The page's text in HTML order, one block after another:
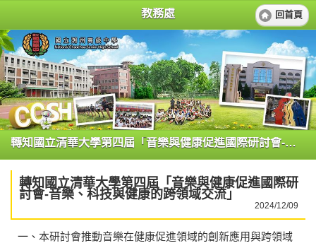
教務處 回首頁
轉知國立清華大學第四屆「音樂與健康促進國際研討會-音樂、科技與健康的跨領域交流」
轉知國立清華大學第四屆「音樂與健康促進國際研
討會-音樂、科技與健康的跨領域交流」
2024/12/09
一、本研討會推動音樂在健康促進領域的創新應用與跨領域